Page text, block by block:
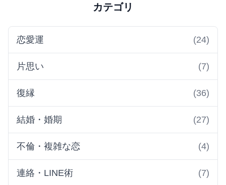
カテゴリ
恋愛運 (24)
片思い (7)
復縁 (36)
結婚・婚期 (27)
不倫・複雑な恋 (4)
連絡・LINE術 (7)